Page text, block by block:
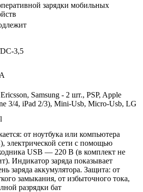
зарядки мобильных
3,5
Samsung - 2 шт., PSP, Apple
3/4, iPad 2/3), Mini-Usb, Micro-Usb, LG
от ноутбука или компьютера
электрической сети с помощью
USB — 220 В (в комплект не
Индикатор заряда показывает
заряда аккумулятора. Защита: от
замыкания, от избыточного тока,
разрядки бат